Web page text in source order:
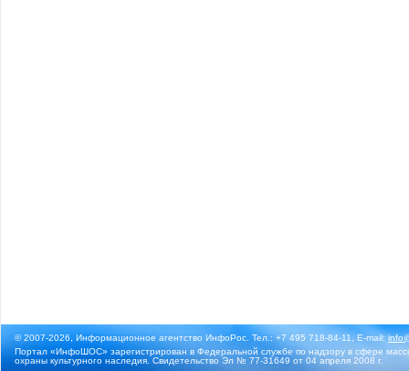
© 2007-2026, Информационное агентство ИнфоРос. Тел.: +7 495 718-84-11, E-mail:
Портал «ИнфоШОС» зарегистрирован в Федеральной службе по надзору в сфере
охраны культурного наследия. Свидетельство Эл № 77-31649 от 04 апреля 2008 г.